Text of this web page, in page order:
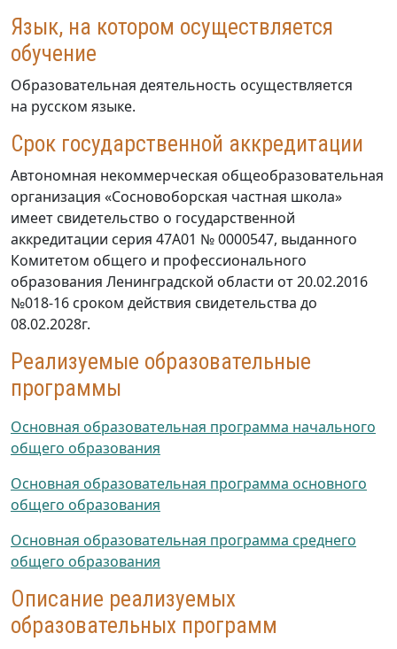
Язык, на котором осуществляется
обучение
Образовательная деятельность осуществляется
на русском языке.
Срок государственной аккредитации
Автономная некоммерческая общеобразовательная
организация «Сосновоборская частная школа»
имеет свидетельство о государственной
аккредитации серия 47А01 № 0000547, выданного
Комитетом общего и профессионального
образования Ленинградской области от 20.02.2016
№018-16 сроком действия свидетельства до
08.02.2028г.
Реализуемые образовательные
программы
Основная образовательная программа начального
общего образования
Основная образовательная программа основного
общего образования
Основная образовательная программа среднего
общего образования
Описание реализуемых
образовательных программ